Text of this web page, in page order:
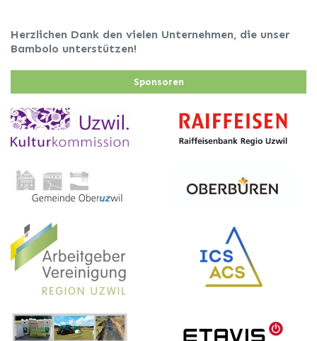
Herzlichen Dank den vielen Unternehmen, die unser
Bambolo unterstützen!
Sponsoren